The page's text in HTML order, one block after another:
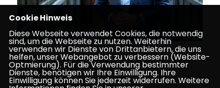
22.02.2024
Cookie Hinweis
Diese Webseite verwendet Cookies, die notwendig
sind, um die Webseite zu nutzen. Weiterhin
verwenden wir Dienste von Drittanbietern, die uns
helfen, unser Webangebot zu verbessern (Website-
Optmierung). Für die Verwendung bestimmter
Dienste, benötigen wir Ihre Einwilligung. Ihre
Einwilligung können Sie jederzeit widerrufen. Weitere